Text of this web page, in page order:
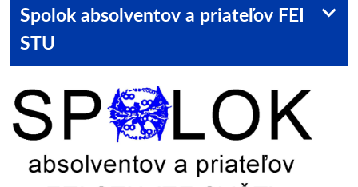
Spolok absolventov a priateľov FEI
STU